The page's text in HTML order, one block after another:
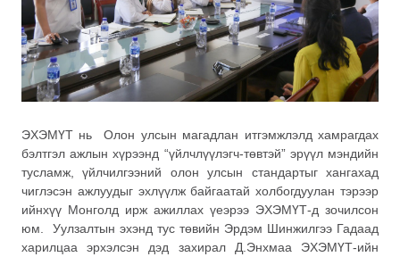
ЭХЭМҮТ нь Олон улсын магадлан итгэмжлэлд хамрагдах
бэлтгэл ажлын хүрээнд “үйлчлүүлэгч-төвтэй” эрүүл мэндийн
тусламж, үйлчилгээний олон улсын стандартыг хангахад
чиглэсэн ажлуудыг эхлүүлж байгаатай холбогдуулан тэрээр
ийнхүү Монголд ирж ажиллах үеэрээ ЭХЭМҮТ-д зочилсон
юм. Уулзалтын эхэнд тус төвийн Эрдэм Шинжилгээ Гадаад
харилцаа эрхэлсэн дэд захирал Д.Энхмаа ЭХЭМҮТ-ийн